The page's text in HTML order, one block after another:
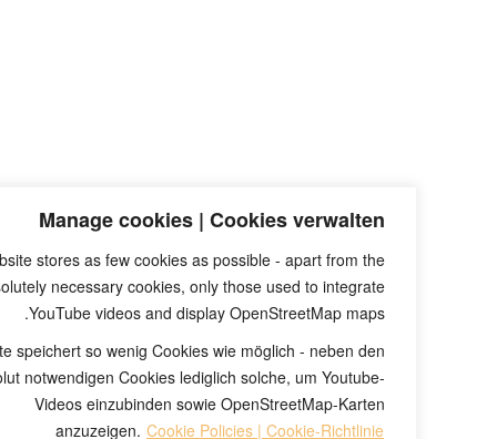
Manage cookies | Cookies verwalten
This website stores as few cookies as possible - apart from the
absolutely necessary cookies, only those used to integrate
YouTube videos and display OpenStreetMap maps.
Webseite speichert so wenig Cookies wie möglich - neben den
absolut notwendigen Cookies lediglich solche, um Youtube-
Videos einzubinden sowie OpenStreetMap-Karten
anzuzeigen. Cookie Policies | Cookie-Richtlinie